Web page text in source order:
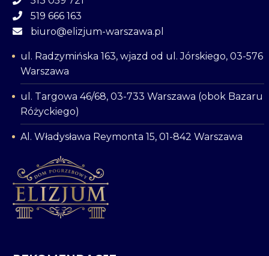
519 666 163
biuro@elizjum-warszawa.pl
ul. Radzymińska 163, wjazd od ul. Jórskiego, 03-576
Warszawa
ul. Targowa 46/68, 03-733 Warszawa (obok Bazaru
Różyckiego)
Al. Władysława Reymonta 15, 01-842 Warszawa